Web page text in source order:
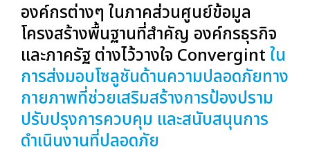
องค์กรต่างๆ ในภาคส่วนศูนย์ข้อมูล
โครงสร้างพื้นฐานที่สำคัญ องค์กรธุรกิจ
และภาครัฐ ต่างไว้วางใจ Convergintใน
การส่งมอบโซลูชันด้านความปลอดภัยทาง
กายภาพที่ช่วยเสริมสร้างการป้องปราม
ปรับปรุงการควบคุม และสนับสนุนการ
ดำเนินงานที่ปลอดภัย